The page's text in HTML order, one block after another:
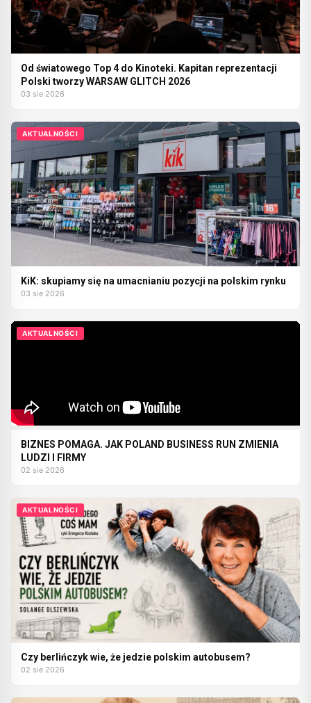
Od światowego Top 4 do Kinoteki. Kapitan reprezentacji
Polski tworzy WARSAW GLITCH 2026
03 sie 2026
AKTUALNOŚCI
KiK: skupiamy się na umacnianiu pozycji na polskim rynku
03 sie 2026
AKTUALNOŚCI
BIZNES POMAGA. JAK POLAND BUSINESS RUN ZMIENIA
LUDZI I FIRMY
02 sie 2026
AKTUALNOŚCI
Czy berlińczyk wie, że jedzie polskim autobusem?
02 sie 2026